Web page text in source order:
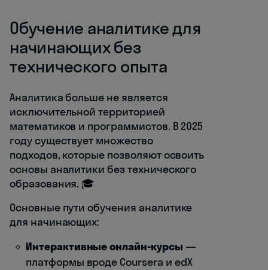
Обучение аналитике для
начинающих без
технического опыта
Аналитика больше не является
исключительной территорией
математиков и программистов. В 2025
году существует множество
подходов, которые позволяют освоить
основы аналитики без технического
образования. 🎓
Основные пути обучения аналитике
для начинающих:
Интерактивные онлайн-курсы —
платформы вроде Coursera и edX